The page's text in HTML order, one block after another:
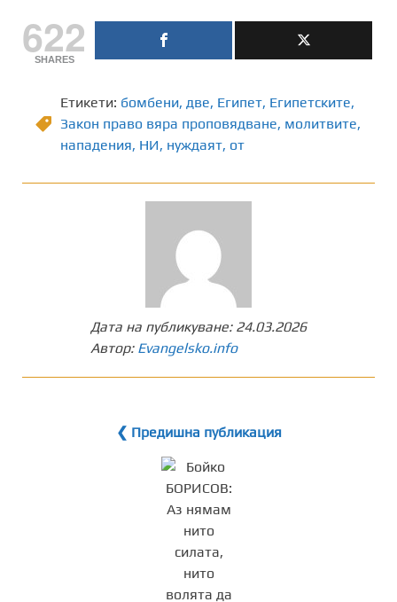
622
SHARES
Етикети: бомбени, две, Египет, Египетските,
Закон право вяра проповядване, молитвите,
нападения, НИ, нуждаят, от
Дата на публикуване: 24.03.2026
Автор: Evangelsko.info
❮ Предишна публикация